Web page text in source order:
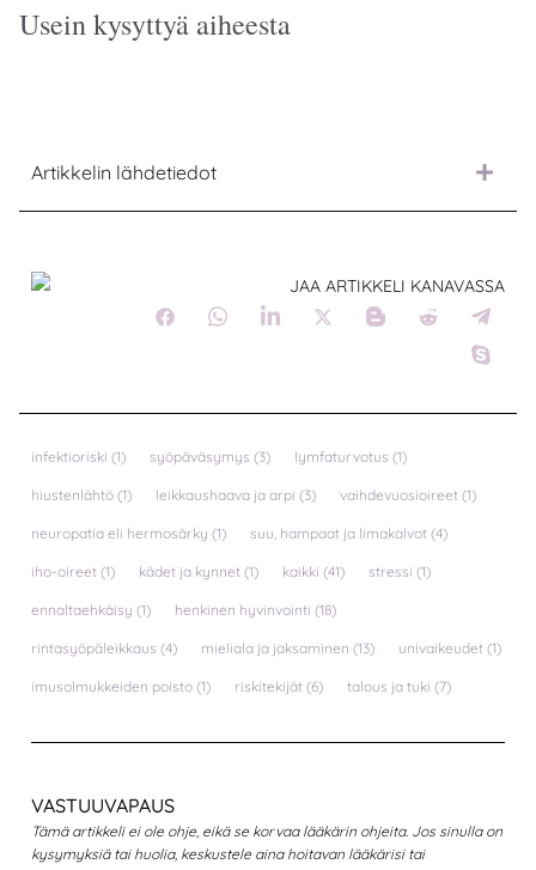
Usein kysyttyä aiheesta
Artikkelin lähdetiedot
JAA ARTIKKELI KANAVASSA
infektioriski (1) syöpäväsymys (3) lymfaturvotus (1)
hiustenlähtö (1) leikkaushaava ja arpi (3) vaihdevuosioireet (1)
neuropatia eli hermosärky (1) suu, hampaat ja limakalvot (4)
iho-oireet (1) kädet ja kynnet (1) kaikki (41) stressi (1)
ennaltaehkäisy (1) henkinen hyvinvointi (18)
rintasyöpäleikkaus (4) mieliala ja jaksaminen (13) univaikeudet (1)
imusolmukkeiden poisto (1) riskitekijät (6) talous ja tuki (7)
VASTUUVAPAUS
Tämä artikkeli ei ole ohje, eikä se korvaa lääkärin ohjeita. Jos sinulla on
kysymyksiä tai huolia, keskustele aina hoitavan lääkärisi tai